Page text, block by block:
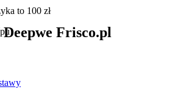
to 100 zł
we Frisco.pl